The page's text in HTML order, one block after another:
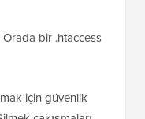
bir .htaccess
için güvenlik